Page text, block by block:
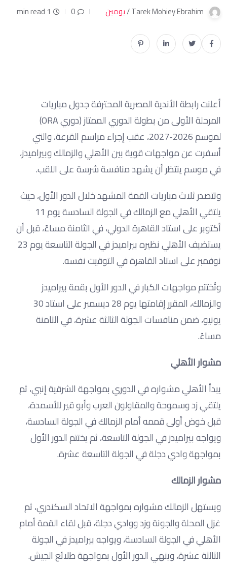
Tarek Mohiey Ebrahim / يومين 0
1 min read
أعلنت رابطة الأندية المصرية المحترفة جدول مباريات
المرحلة الأولى من بطولة الدوري الممتاز (دوري ORA)
لموسم 2026-2027، عقب إجراء مراسم القرعة، والتي
أسفرت عن مواجهات قوية بين الأهلي والزمالك وبيراميدز،
في موسم ينتظر أن يشهد منافسة شرسة على اللقب.
وتتصدر ثلاث مباريات القمة المشهد خلال الدور الأول، حيث
يلتقي الأهلي مع الزمالك في الجولة السادسة يوم 11
أكتوبر على استاد القاهرة الدولي، في الثامنة مساءً، قبل أن
يستضيف الأهلي نظيره بيراميدز في الجولة التاسعة يوم 23
نوفمبر على استاد القاهرة في التوقيت نفسه.
وتُختتم مواجهات الكبار في الدور الأول بقمة بيراميدز
والزمالك، المقرر إقامتها يوم 28 ديسمبر على استاد 30
يونيو، ضمن منافسات الجولة الثالثة عشرة، في الثامنة
مساءً.
مشوار الأهلي
يبدأ الأهلي مشواره في الدوري بمواجهة الشرقية إنبي، ثم
يلتقي زد وسموحة والمقاولون العرب وأبو قير للأسمدة،
قبل خوض أولى قممه أمام الزمالك في الجولة السادسة،
ويواجه بيراميدز في الجولة التاسعة، ثم يختتم الدور الأول
بمواجهة وادي دجلة في الجولة التاسعة عشرة.
مشوار الزمالك
ويستهل الزمالك مشواره بمواجهة الاتحاد السكندري، ثم
غزل المحلة والجونة وزد ووادي دجلة، قبل لقاء القمة أمام
الأهلي في الجولة السادسة، ويواجه بيراميدز في الجولة
الثالثة عشرة، وينهي الدور الأول بمواجهة طلائع الجيش.